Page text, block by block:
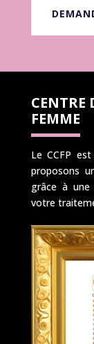
CENTRE
FEMME
Le CCFP
proposons
grâce à une
votre